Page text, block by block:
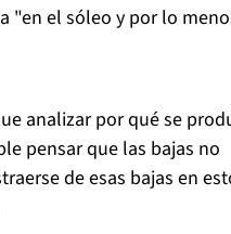
"en el sóleo y por lo
analizar por qué se
pensar que las bajas no
de esas bajas en